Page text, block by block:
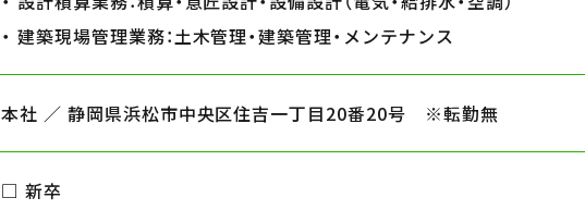
・ 建築現場管理業務：土木管理・建築管理・メンテナンス
本社 ／ 静岡県浜松市中央区住吉一丁目20番20号 ※転勤無
□ 新卒